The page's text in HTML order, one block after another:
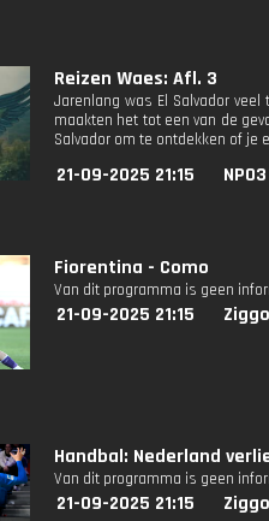
Reizen Waes: Afl. 3
Jarenlang was El Salvador
maakten het tot een van de
Salvador om te ontdekken of je
21-09-2025 21:15 NPO3
Fiorentina - Como
Van dit programma is geen
21-09-2025 21:15 Ziggo
Handbal: Nederland
Van dit programma is geen
21-09-2025 21:15 Ziggo